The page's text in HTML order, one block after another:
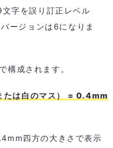
字を誤り訂正レベル
ージョンは6になりま
構成されます。
たは白のマス） = 0.4mm
四方の大きさで表示